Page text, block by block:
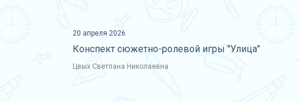
20 апреля 2026
Конспект сюжетно-ролевой игры "Улица"
Цвых Светлана Николаевна